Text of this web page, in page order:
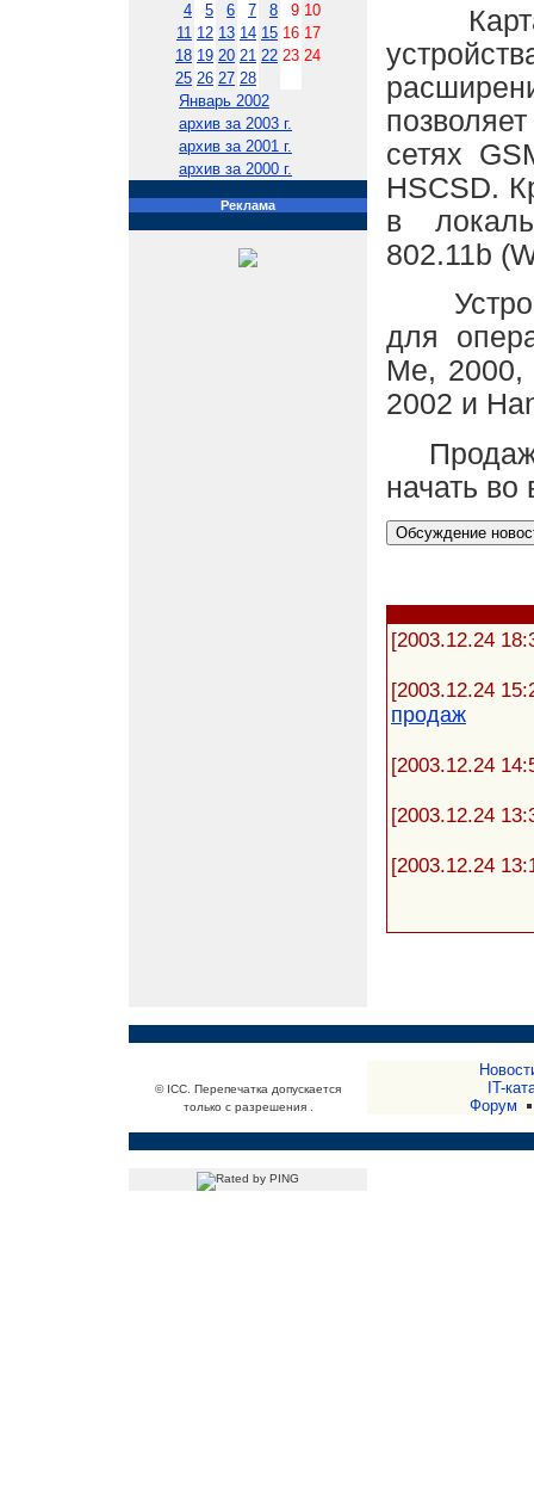
4
5 6 7 8 9 10
11 12 13 14 15 16 17
18 19 20 21 22 23 24
25 26 27 28
Январь 2002
архив за 2003 г.
архив за 2001 г.
архив за 2000 г.
Реклама
Карта
сетях
HSCSD.
в
802.11b
для
Me,
2002 и
Продажу
начать во
[2003.12.24
[2003.12.24
продаж
[2003.12.24
[2003.12.24
[2003.12.24
© ICC. Перепечатка допускается
только с разрешения .
IT-
Форум